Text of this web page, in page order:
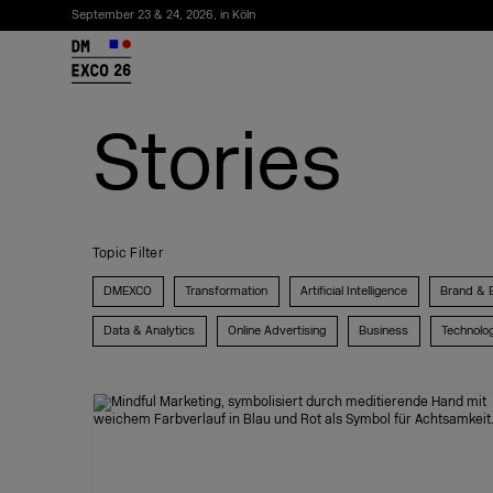
September 23 & 24, 2026, in Köln
26
Stories
Topic Filter
DMEXCO Transformation Artificial Intelligence Brand &
Data & Analytics Online Advertising Business